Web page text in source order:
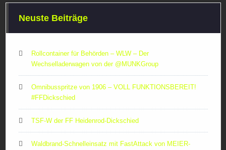
Neuste Beiträge
Rollcontainer für Behörden – WLW – Der
Wechselladerwagen von der ‪@MUNKGroup‬
Omnibusspritze von 1906 – VOLL FUNKTIONSBEREIT!
#FFDickschied
TSF-W der FF Heidenrod-Dickschied
Waldbrand-Schnelleinsatz mit FastAttack von MEIER-